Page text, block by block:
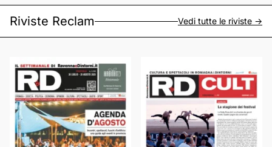
Riviste Reclam Vedi tutte le riviste ->